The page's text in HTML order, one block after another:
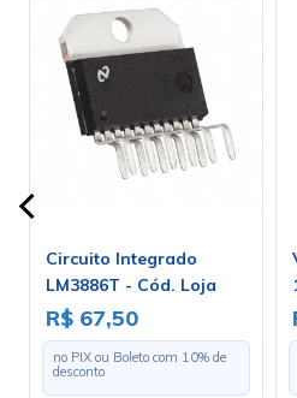
Circuito Integrado
LM3886T - Cód. Loja
2046
R$ 67,50
no PIX ou Boleto com 10% de
desconto